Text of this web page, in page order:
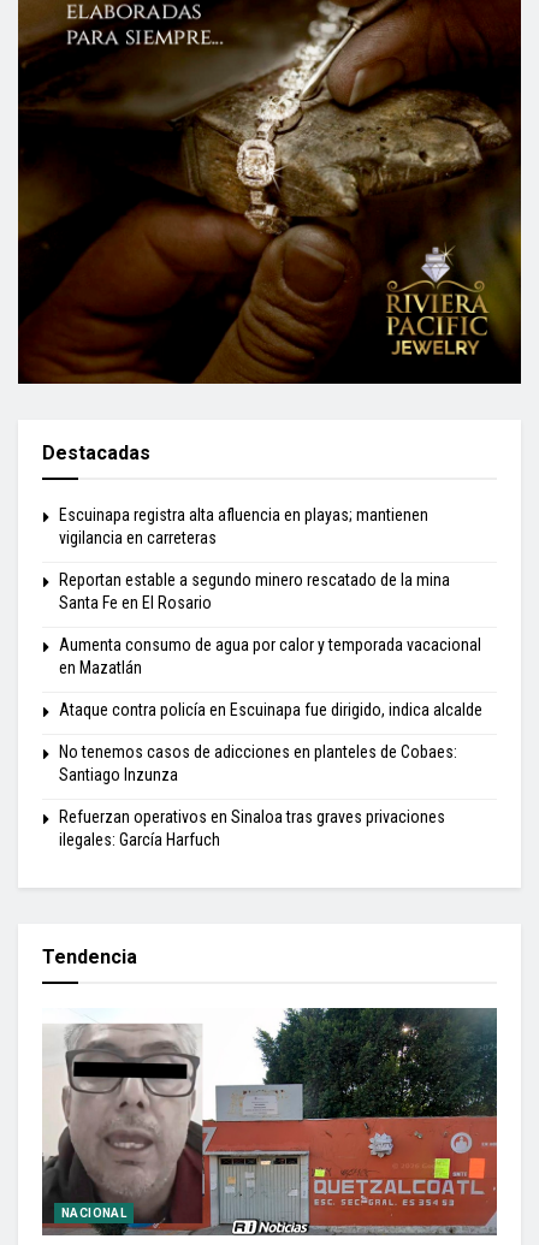
Destacadas
Escuinapa registra alta afluencia en playas; mantienen
vigilancia en carreteras
Reportan estable a segundo minero rescatado de la mina
Santa Fe en El Rosario
Aumenta consumo de agua por calor y temporada vacacional
en Mazatlán
Ataque contra policía en Escuinapa fue dirigido, indica alcalde
No tenemos casos de adicciones en planteles de Cobaes:
Santiago Inzunza
Refuerzan operativos en Sinaloa tras graves privaciones
ilegales: García Harfuch
Tendencia
NACIONAL